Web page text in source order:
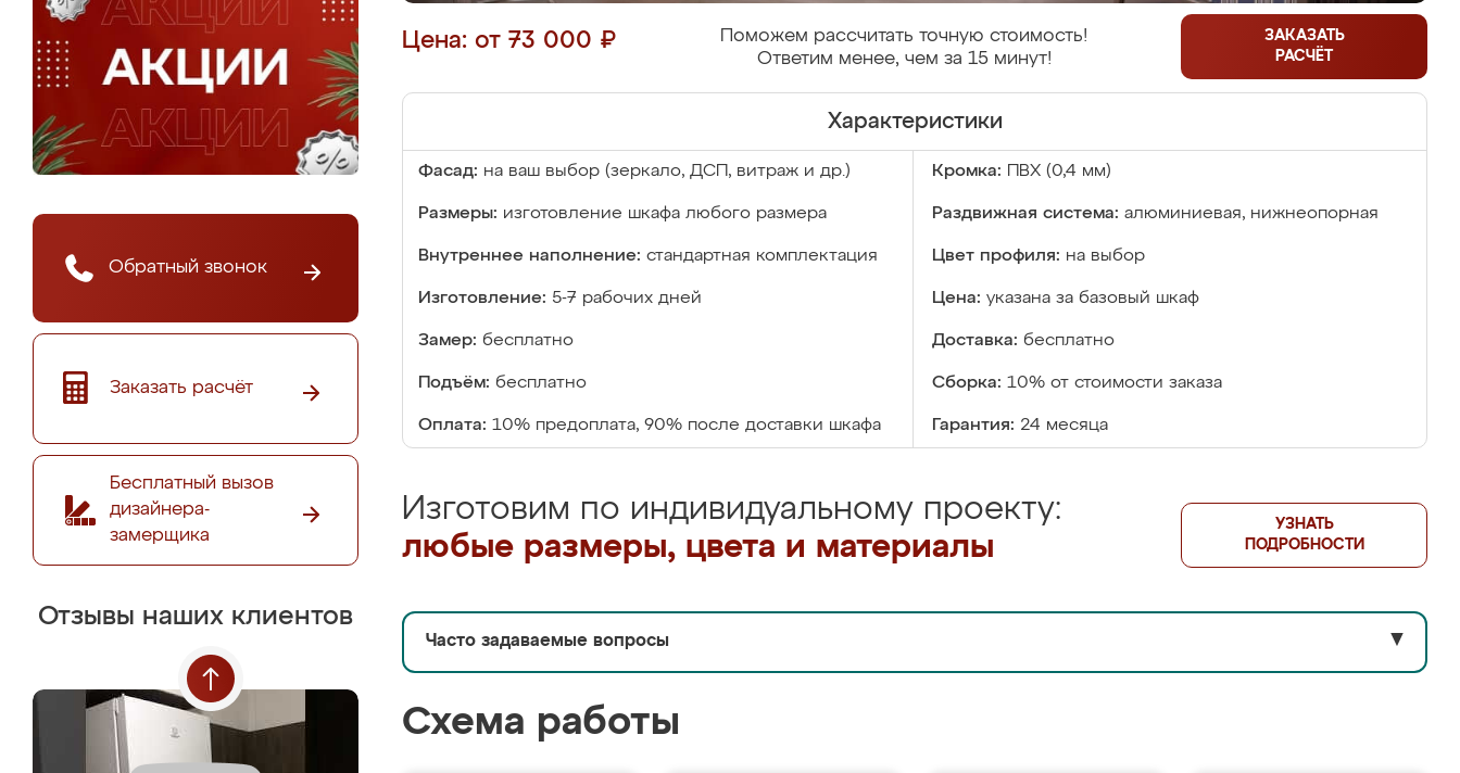
Обратный звонок
Заказать расчёт
Бесплатный вызов
дизайнера-
замерщика
Отзывы наших клиентов
Цена: от 73 000 ₽
Поможем рассчитать точную стоимость!
Ответим менее, чем за 15 минут!
ЗАКАЗАТЬ
РАСЧЁТ
Характеристики
Фасад: на ваш выбор (зеркало, ДСП, витраж и др.) Кромка: ПВХ (0,4 мм)
Размеры: изготовление шкафа любого размера Раздвижная система: алюминиевая, нижнеопорная
Внутреннее наполнение: стандартная комплектация Цвет профиля: на выбор
Изготовление: 5-7 рабочих дней Цена: указана за базовый шкаф
Замер: бесплатно Доставка: бесплатно
Подъём: бесплатно Сборка: 10% от стоимости заказа
Оплата: 10% предоплата, 90% после доставки шкафа Гарантия: 24 месяца
Изготовим по индивидуальному проекту:
любые размеры, цвета и материалы
УЗНАТЬ
ПОДРОБНОСТИ
Часто задаваемые вопросы ▼
Схема работы